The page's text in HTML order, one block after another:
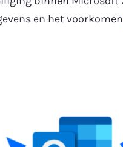
en het voorkomen